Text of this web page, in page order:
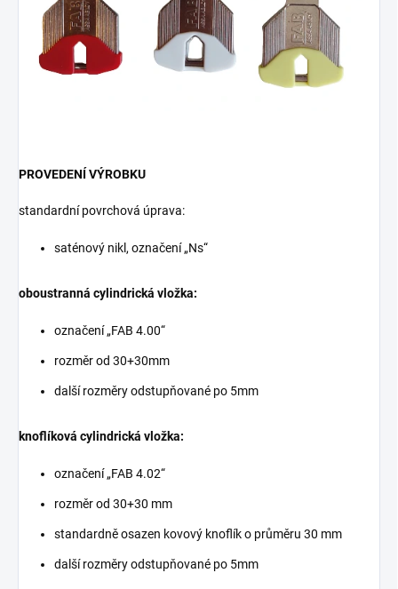
PROVEDENÍ VÝROBKU
standardní povrchová úprava:
saténový nikl, označení „Ns“
oboustranná cylindrická vložka:
označení „FAB 4.00“
rozměr od 30+30mm
další rozměry odstupňované po 5mm
knoflíková cylindrická vložka:
označení „FAB 4.02“
rozměr od 30+30 mm
standardně osazen kovový knoflík o průměru 30 mm
další rozměry odstupňované po 5mm